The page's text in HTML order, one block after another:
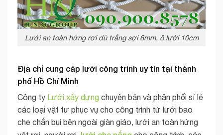
Lưới an toàn hứng rơi dù trắng sợi 6mm, ô lưới 10cm
Địa chỉ cung cáp lưới công trình uy tín tại thành
phố Hồ Chí Minh
Công ty Lưới xây dựng chuyên bán và phân phối sỉ lẻ
các loại vật tư phục vụ cho công trình từ lưới bao
che chắn bụi bên ngoài giàn giáo, lưới an toàn hứng